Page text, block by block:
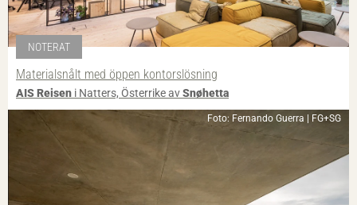
NOTERAT
Materialsnålt med öppen kontorslösning
AIS Reisen i Natters, Österrike avSnøhetta
Foto: Fernando Guerra | FG+SG